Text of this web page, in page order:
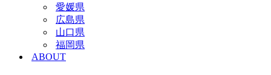
愛媛県
広島県
山口県
福岡県
ABOUT